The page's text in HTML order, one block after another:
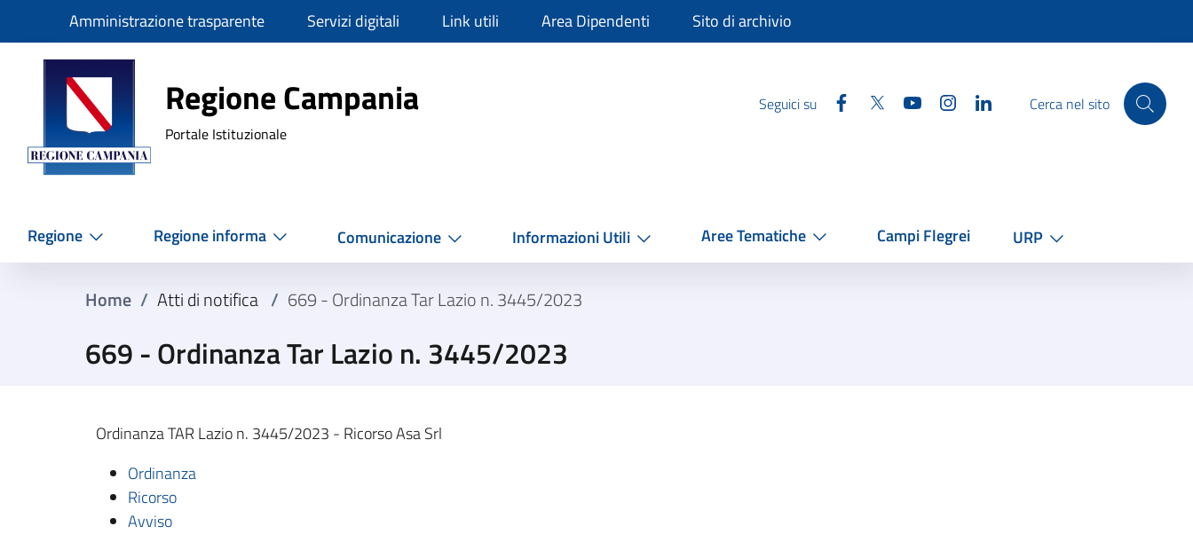
SlimAmministrazione trasparente Servizi digitali Link utili Area Dipendenti Sito di archivio
Regione Campania
Regione Campania
Portale Istituzionale
Seguici su Facebook
Twitter YouTube InstagramLinkedinCerca nel sito
Regione Regione informa Comunicazione Informazioni Utili Aree Tematiche Campi Flegrei URP
Home / Atti di notifica / 669 - Ordinanza Tar Lazio n. 3445/2023
669 - Ordinanza Tar Lazio n. 3445/2023
Ordinanza TAR Lazio n. 3445/2023 - Ricorso Asa Srl
Ordinanza
Ricorso
Avviso